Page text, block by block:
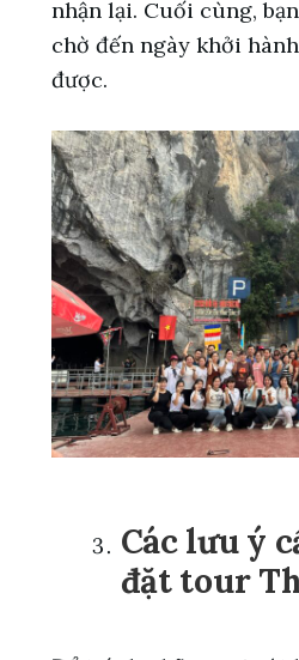
nhận lại. Cuối cùng,
chờ đến ngày khởi
được.
Các lưu ý
đặt tour